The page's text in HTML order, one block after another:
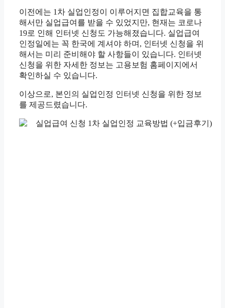
이전에는 1차 실업인정이 이루어지면 집합교육을 통
해서만 실업급여를 받을 수 있었지만, 현재는 코로나
19로 인해 인터넷 신청도 가능해졌습니다. 실업급여
인정일에는 꼭 한국에 계셔야 하며, 인터넷 신청을 위
해서는 미리 준비해야 할 사항들이 있습니다. 인터넷
신청을 위한 자세한 정보는 고용보험 홈페이지에서
확인하실 수 있습니다.
이상으로, 본인의 실업인정 인터넷 신청을 위한 정보
를 제공드렸습니다.